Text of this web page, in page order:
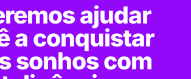
ajudar
a conquistar
sonhos com